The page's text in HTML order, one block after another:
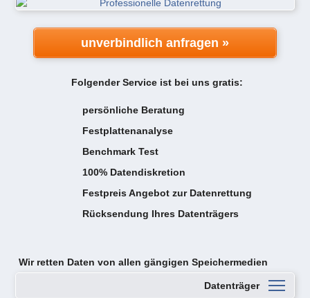
unverbindlich anfragen »
Folgender Service ist bei uns gratis:
persönliche Beratung
Festplattenanalyse
Benchmark Test
100% Datendiskretion
Festpreis Angebot zur Datenrettung
Rücksendung Ihres Datenträgers
Wir retten Daten vonallen gängigen Speichermedien
Datenträger